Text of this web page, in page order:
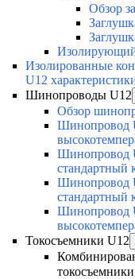
Обзор
Изолированные
U12
Шинопроводы U12
Обзор
Шинопровод
Шинопровод
стандартный
Шинопровод
стандартный
Шинопровод
Токосъемники U12